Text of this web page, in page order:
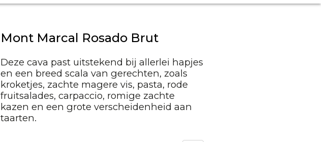
Mont Marcal Rosado Brut
Deze cava past uitstekend bij allerlei hapjes
en een breed scala van gerechten, zoals
kroketjes, zachte magere vis, pasta, rode
fruitsalades, carpaccio, romige zachte
kazen en een grote verscheidenheid aan
taarten.